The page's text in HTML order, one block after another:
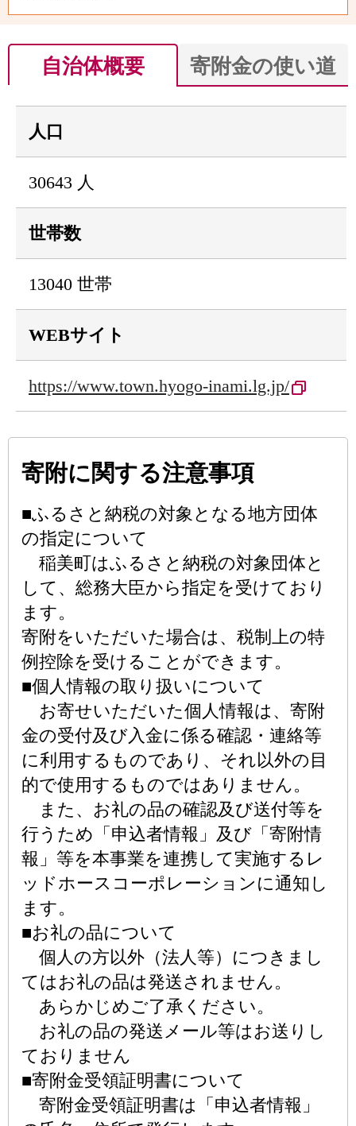
自治体概要
人口
30643 人
世帯数
13040 世帯
WEBサイト
https://www.town.hyogo-inami.lg.jp/
寄附金の使い道
寄附に関する注意事項
■ふるさと納税の対象となる地方団体
の指定について
稲美町はふるさと納税の対象団体と
して、総務大臣から指定を受けており
ます。
寄附をいただいた場合は、税制上の特
例控除を受けることができます。
■個人情報の取り扱いについて
お寄せいただいた個人情報は、寄附
金の受付及び入金に係る確認・連絡等
に利用するものであり、それ以外の目
的で使用するものではありません。
また、お礼の品の確認及び送付等を
行うため「申込者情報」及び「寄附情
報」等を本事業を連携して実施するレ
ッドホースコーポレーションに通知し
ます。
■お礼の品について
個人の方以外（法人等）につきまし
てはお礼の品は発送されません。
あらかじめご了承ください。
お礼の品の発送メール等はお送りし
ておりません
■寄附金受領証明書について
寄附金受領証明書は「申込者情報」